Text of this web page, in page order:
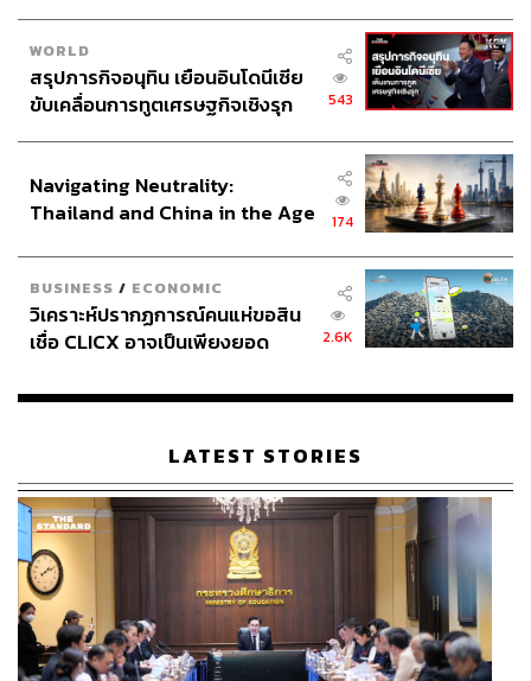
WORLD
สรุปภารกิจอนุทิน เยือนอินโดนีเซีย
ขับเคลื่อนการทูตเศรษฐกิจเชิงรุก
543
Navigating Neutrality:
Thailand and China in the Age
174
BUSINESS / ECONOMIC
วิเคราะห์ปรากฏการณ์คนแห่ขอสิน
เชื่อ CLICX อาจเป็นเพียงยอด
เรือนไทยที่ถูกซุกไว้
2.6K
LATEST STORIES